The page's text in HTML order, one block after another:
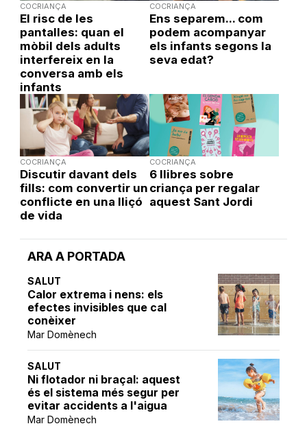
ARA A PORTADA
SALUT
Calor extrema i nens: els
efectes invisibles que cal
conèixer
Mar Domènech
SALUT
Ni flotador ni braçal: aquest
és el sistema més segur per
evitar accidents a l'aigua
Mar Domènech
COCRIANÇA
El risc de les
pantalles: quan el
mòbil dels adults
interfereix en la
conversa amb els
infants
COCRIANÇA
Ens separem... com
podem acompanyar
els infants segons la
seva edat?
COCRIANÇA
Discutir davant dels
fills: com convertir un
conflicte en una lliçó
de vida
COCRIANÇA
6 llibres sobre
criança per regalar
aquest Sant Jordi